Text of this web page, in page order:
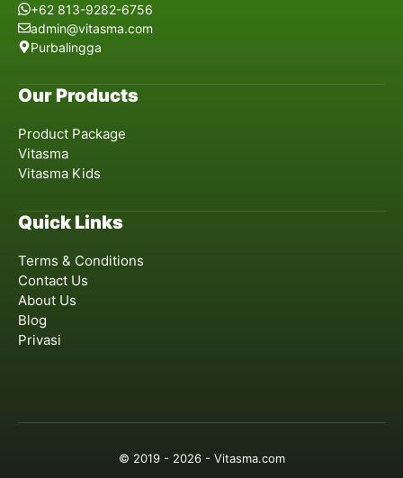
+62 813-9282-6756
admin@vitasma.com
Purbalingga
Our Products
Product Package
Vitasma
Vitasma Kids
Quick Links
Terms & Conditions
Contact Us
About Us
Blog
Privasi
© 2019 - 2026 - Vitasma.com